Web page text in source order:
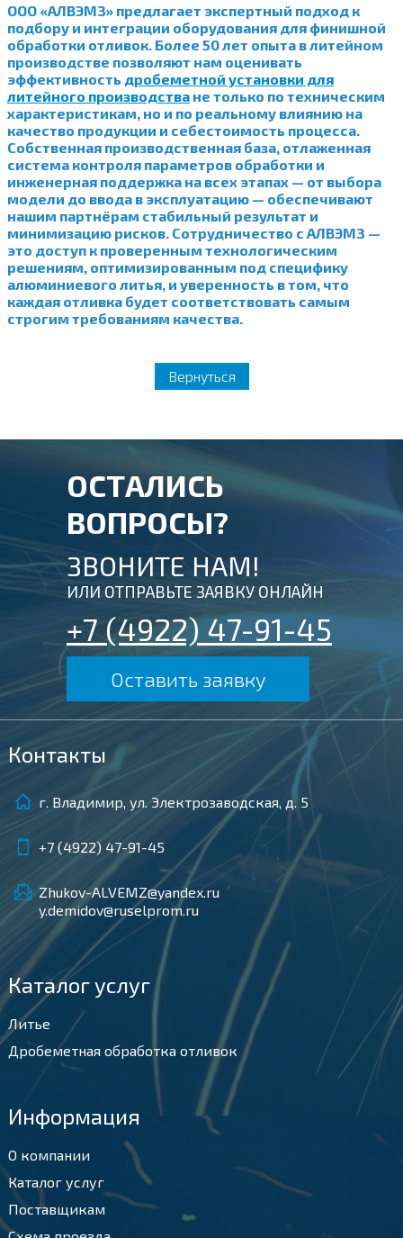
ООО «АЛВЭМЗ» предлагает экспертный подход к
подбору и интеграции оборудования для финишной
обработки отливок. Более 50 лет опыта в литейном
производстве позволяют нам оценивать
эффективность дробеметной установки для
литейного производства не только по техническим
характеристикам, но и по реальному влиянию на
качество продукции и себестоимость процесса.
Собственная производственная база, отлаженная
система контроля параметров обработки и
инженерная поддержка на всех этапах — от выбора
модели до ввода в эксплуатацию — обеспечивают
нашим партнёрам стабильный результат и
минимизацию рисков. Сотрудничество с АЛВЭМЗ —
это доступ к проверенным технологическим
решениям, оптимизированным под специфику
алюминиевого литья, и уверенность в том, что
каждая отливка будет соответствовать самым
строгим требованиям качества.
Вернуться
ОСТАЛИСЬ
ВОПРОСЫ?
ЗВОНИТЕ НАМ!
ИЛИ ОТПРАВЬТЕ ЗАЯВКУ ОНЛАЙН
+7 (4922) 47-91-45
Оставить заявку
Контакты
г. Владимир, ул. Электрозаводская, д. 5
+7 (4922) 47-91-45
Zhukov-ALVEMZ@yandex.ru
y.demidov@ruselprom.ru
Каталог услуг
Литье
Дробеметная обработка отливок
Информация
О компании
Каталог услуг
Поставщикам